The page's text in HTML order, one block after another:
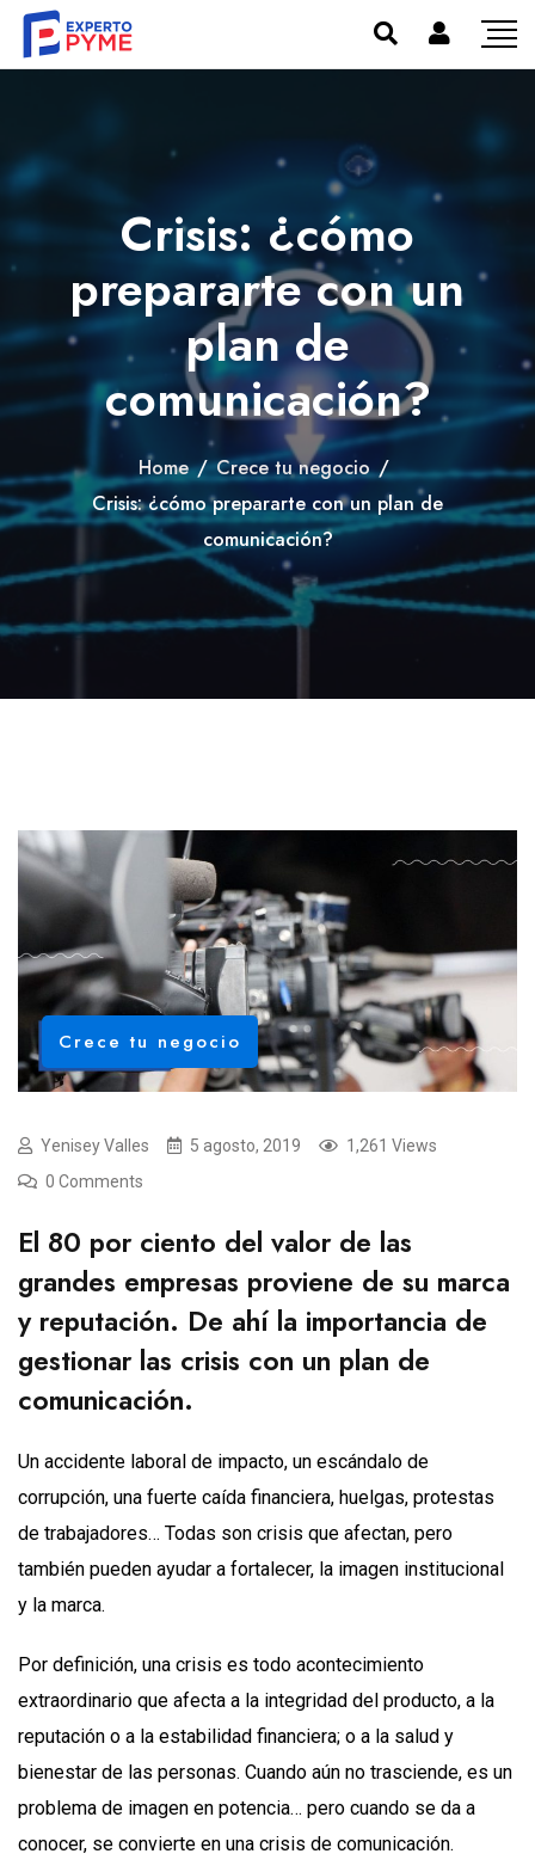
Crisis: ¿cómo
prepararte con un
plan de
comunicación?
Home / Crece tu negocio /
Crisis: ¿cómo prepararte con un plan de
comunicación?
Crece tu negocio
Yenisey Valles 5 agosto, 2019
1,261 Views
0 Comments
El 80 por ciento del valor de las
grandes empresas proviene de su marca
y reputación. De ahí la importancia de
gestionar las crisis con un plan de
comunicación.
Un accidente laboral de impacto, un escándalo de
corrupción, una fuerte caída financiera, huelgas, protestas
de trabajadores… Todas son crisis que afectan, pero
también pueden ayudar a fortalecer, la imagen institucional
y la marca.
Por definición, una crisis es todo acontecimiento
extraordinario que afecta a la integridad del producto, a la
reputación o a la estabilidad financiera; o a la salud y
bienestar de las personas. Cuando aún no trasciende, es un
problema de imagen en potencia… pero cuando se da a
conocer, se convierte en una crisis de comunicación.